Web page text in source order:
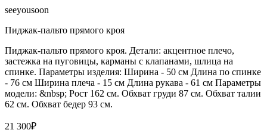
seeyousoon
Пиджак-пальто прямого кроя
Пиджак-пальто прямого кроя. Детали: акцентное плечо,
застежка на пуговицы, карманы с клапанами, шлица на
спинке. Параметры изделия: Ширина - 50 см Длина по спинке
- 76 см Ширина плеча - 15 см Длина рукава - 61 см Параметры
модели: &nbsp; Рост 162 см. Обхват груди 87 см. Обхват талии
62 см. Обхват бедер 93 см.
21 300₽